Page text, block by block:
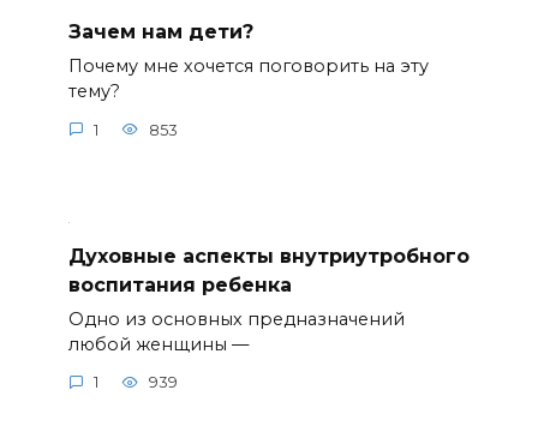
Зачем нам дети?
Почему мне хочется поговорить на эту
тему?
1 853
Духовные аспекты внутриутробного
воспитания ребенка
Одно из основных предназначений
любой женщины —
1 939